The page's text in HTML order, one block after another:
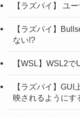
【ラズパイ】 ユ
【ラズパイ】
ない!?
【WSL】WSL2
【ラズパイ】
映されるようにす